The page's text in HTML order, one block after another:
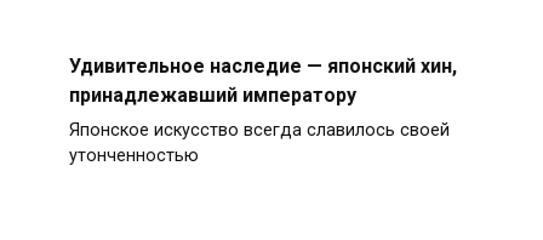
Удивительное наследие — японский хин,
принадлежавший императору
Японское искусство всегда славилось своей
утонченностью